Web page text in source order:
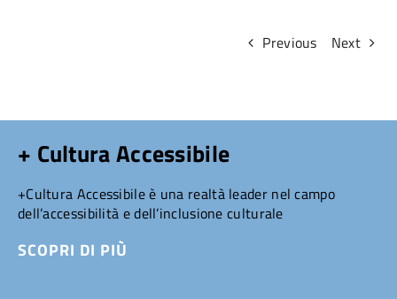
Previous Next
+ Cultura Accessibile
+Cultura Accessibile è una realtà leader nel campo
dell’accessibilità e dell’inclusione culturale
SCOPRI DI PIÙ